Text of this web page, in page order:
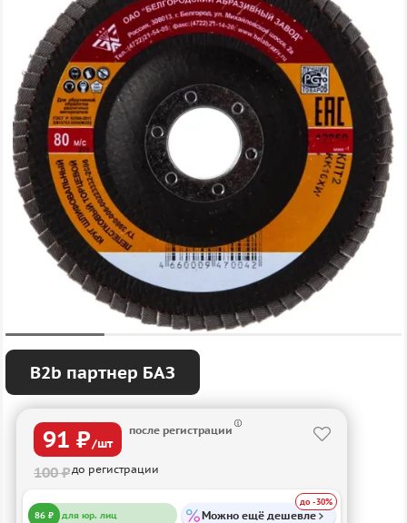
B2b партнер БАЗ
91 ₽/шт
после регистрации
100 ₽до регистрации
86 ₽ для юр. лиц Можно ещё дешевле
до -30%